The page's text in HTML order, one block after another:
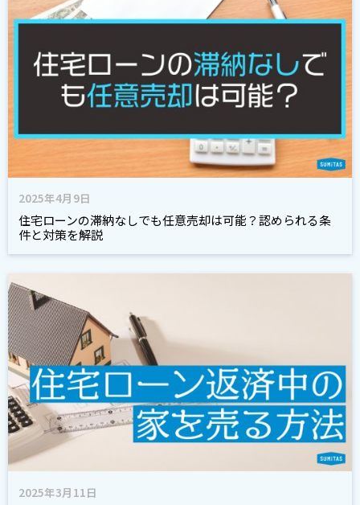
2025年4月9日
住宅ローンの滞納なしでも任意売却は可能？認められる条
件と対策を解説
2025年3月11日